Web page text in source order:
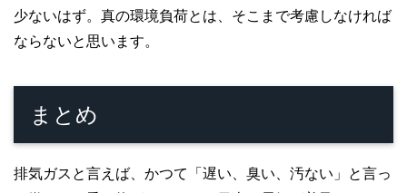
少ないはず。真の環境負荷とは、そこまで考慮しなければ
ならないと思います。
まとめ
排気ガスと言えば、かつて「遅い、臭い、汚ない」と言っ